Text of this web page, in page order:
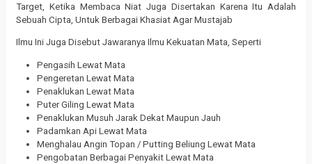
Target, Ketika Membaca Niat Juga Disertakan Karena Itu Adalah
Sebuah Cipta, Untuk Berbagai Khasiat Agar Mustajab
Ilmu Ini Juga Disebut Jawaranya Ilmu Kekuatan Mata, Seperti
Pengasih Lewat Mata
Pengeretan Lewat Mata
Penaklukan Lewat Mata
Puter Giling Lewat Mata
Penaklukan Musuh Jarak Dekat Maupun Jauh
Padamkan Api Lewat Mata
Menghalau Angin Topan / Putting Beliung Lewat Mata
Pengobatan Berbagai Penyakit Lewat Mata